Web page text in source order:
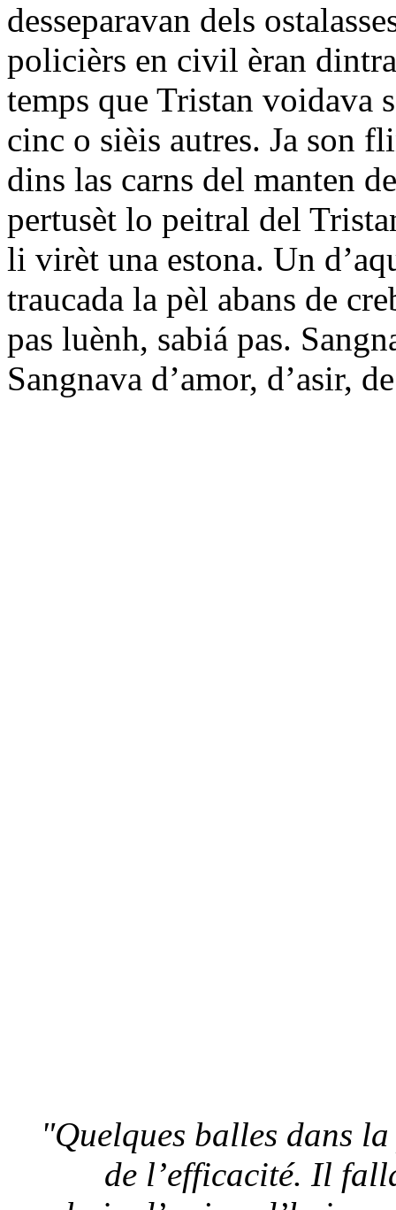
desseparavan dels
policièrs en civil èran
temps que Tristan voidava
cinc o sièis autres. Ja son
dins las carns del manten
pertusèt lo peitral del
li virèt una estona. Un
traucada la pèl abans de
pas luènh, sabiá pas.
Sangnava d’amor, d’asir,
"Quelques balles dans
de l’efficacité. Il